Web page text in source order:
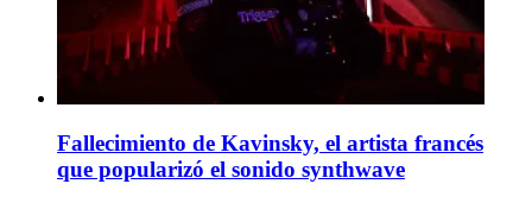
Fallecimiento de Kavinsky, el artista francés
que popularizó el sonido synthwave